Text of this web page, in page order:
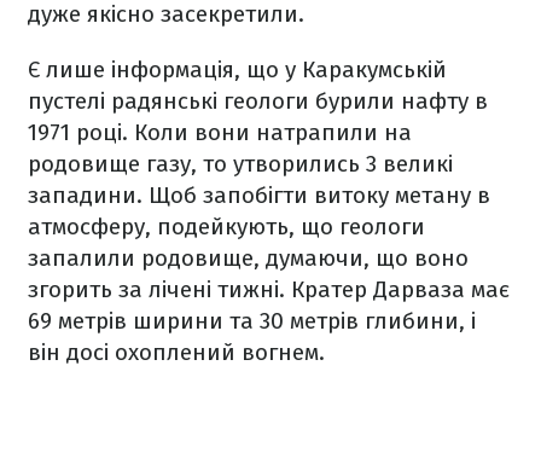
дуже якісно засекретили.
Є лише інформація, що у Каракумській
пустелі радянські геологи бурили нафту в
1971 році. Коли вони натрапили на
родовище газу, то утворились 3 великі
западини. Щоб запобігти витоку метану в
атмосферу, подейкують, що геологи
запалили родовище, думаючи, що воно
згорить за лічені тижні. Кратер Дарваза має
69 метрів ширини та 30 метрів глибини, і
він досі охоплений вогнем.